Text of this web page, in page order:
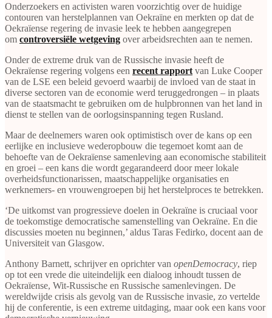
Onderzoekers en activisten waren voorzichtig over de huidige
contouren van herstelplannen van Oekraïne en merkten op dat de
Oekraïense regering de invasie leek te hebben aangegrepen
om controversiële wetgeving over arbeidsrechten aan te nemen.
Onder de extreme druk van de Russische invasie heeft de
Oekraïense regering volgens een recent rapport van Luke Cooper
van de LSE een beleid gevoerd waarbij de invloed van de staat in
diverse sectoren van de economie werd teruggedrongen ‒ in plaats
van de staatsmacht te gebruiken om de hulpbronnen van het land in
dienst te stellen van de oorlogsinspanning tegen Rusland.
Maar de deelnemers waren ook optimistisch over de kans op een
eerlijke en inclusieve wederopbouw die tegemoet komt aan de
behoefte van de Oekraïense samenleving aan economische stabiliteit
en groei ‒ een kans die wordt gegarandeerd door meer lokale
overheidsfunctionarissen, maatschappelijke organisaties en
werknemers- en vrouwengroepen bij het herstelproces te betrekken.
‘De uitkomst van progressieve doelen in Oekraïne is cruciaal voor
de toekomstige democratische samenstelling van Oekraïne. En die
discussies moeten nu beginnen,’ aldus Taras Fedirko, docent aan de
Universiteit van Glasgow.
Anthony Barnett, schrijver en oprichter van openDemocracy, riep
op tot een vrede die uiteindelijk een dialoog inhoudt tussen de
Oekraïense, Wit-Russische en Russische samenlevingen. De
wereldwijde crisis als gevolg van de Russische invasie, zo vertelde
hij de conferentie, is een extreme uitdaging, maar ook een kans voor